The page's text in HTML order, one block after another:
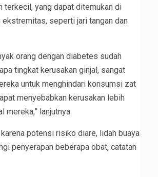
terkecil, yang dapat ditemukan di
ekstremitas, seperti jari tangan dan
orang dengan diabetes sudah
tingkat kerusakan ginjal, sangat
untuk menghindari konsumsi zat
menyebabkan kerusakan lebih
mereka,” lanjutnya.
potensi risiko diare, lidah buaya
penyerapan beberapa obat, catatan